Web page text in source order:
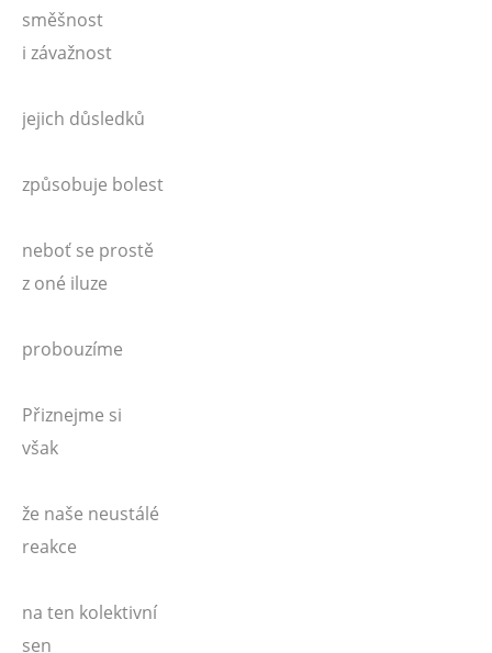
směšnost
i závažnost
jejich důsledků
způsobuje bolest
neboť se prostě
z oné iluze
probouzíme
Přiznejme si
však
že naše neustálé
reakce
na ten kolektivní
sen